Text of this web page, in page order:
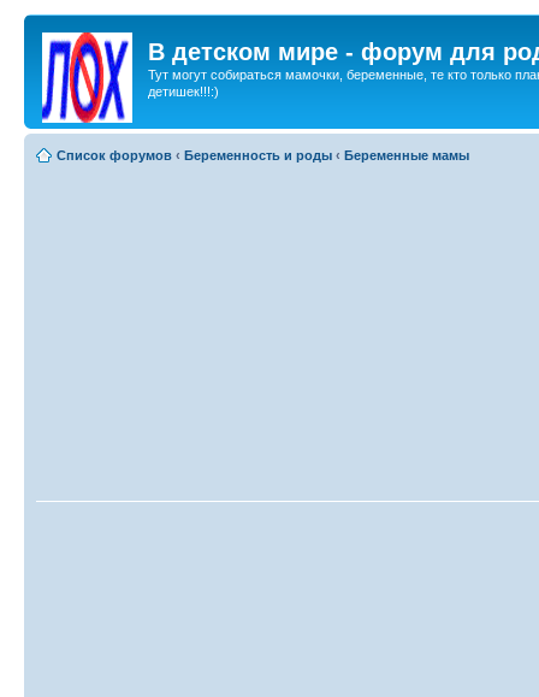
В детском мире - форум для
Тут могут собираться мамочки, беременные, те кто только
детишек!!!:)
Список форумов ‹ Беременность и роды ‹ Беременные мамы